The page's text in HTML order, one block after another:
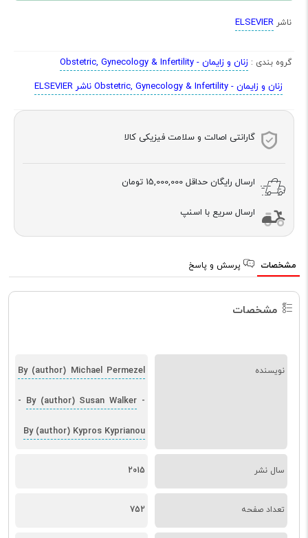
ناشر ELSEVIER
گروه بندی : زنان و زایمان - Obstetric, Gynecology & Infertility
زنان و زایمان - Obstetric, Gynecology & Infertility ناشر ELSEVIER
گارانتی اصالت و سلامت فیزیکی کالا
ارسال رایگان حداقل 15,000,000 تومان
ارسال سریع با اسنپ
مشخصات پرسش و پاسخ
مشخصات
نویسنده By (author) Michael Permezel
- By (author) Susan Walker -
By (author) Kypros Kyprianou
سال نشر 2015
تعداد صفحه 752